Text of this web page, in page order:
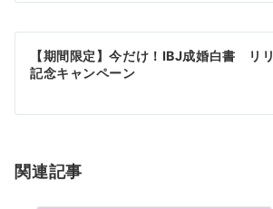
ビ
ー
シ
ン
【期間限定】今だけ！IBJ成婚白書 リ
記念キャンペーン
関連記事